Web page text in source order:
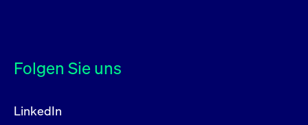
Folgen Sie uns
LinkedIn